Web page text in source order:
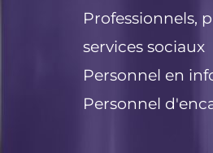
Professionnels,
services sociaux
Personnel en
Personnel